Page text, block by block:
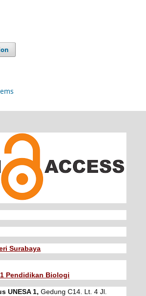
Surabaya
Pendidikan Biologi
UNESA 1, Gedung C14. Lt. 4 Jl.